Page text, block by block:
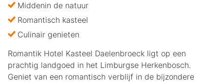
Middenin de natuur
Romantisch kasteel
Culinair genieten
Romantik Hotel Kasteel Daelenbroeck ligt op een
prachtig landgoed in het Limburgse Herkenbosch.
Geniet van een romantisch verblijf in de bijzondere